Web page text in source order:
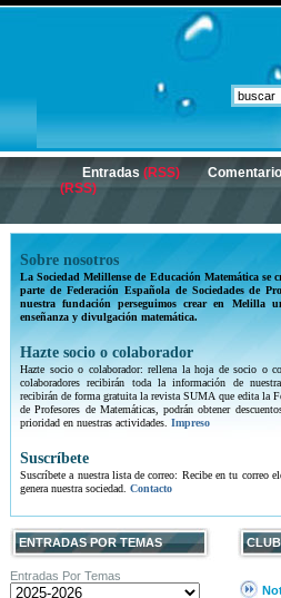
Entradas (RSS)
(RSS)
Sobre nosotros
La Sociedad Melillense de Educación Matemática se
parte de Federación Española de Sociedades de
nuestra fundación perseguimos crear en Melilla
enseñanza y divulgación matemática.
Hazte socio o colaborador
Hazte socio o colaborador: rellena la hoja de socio o
colaboradores recibirán toda la información de
recibirán de forma gratuita la revista SUMA que edita la
de Profesores de Matemáticas, podrán obtener
prioridad en nuestras actividades. Impreso
Suscríbete
Suscríbete a nuestra lista de correo: Recibe en tu correo
genera nuestra sociedad. Contacto
ENTRADAS POR TEMAS
Entradas Por Temas